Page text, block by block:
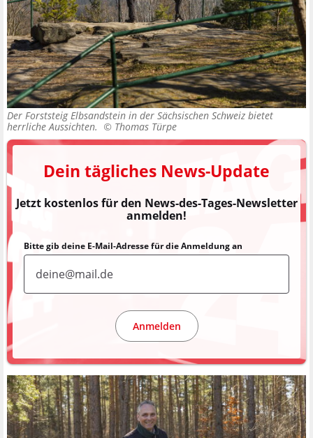
Der Forststeig Elbsandstein in der Sächsischen Schweiz bietet
herrliche Aussichten. © Thomas Türpe
Dein tägliches News-Update
Jetzt kostenlos für den News-des-Tages-Newsletter
anmelden!
Bitte gib deine E-Mail-Adresse für die Anmeldung an
Anmelden